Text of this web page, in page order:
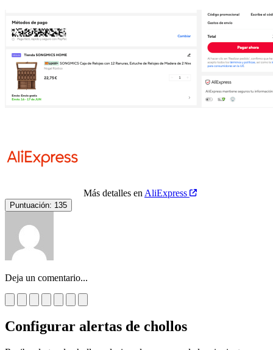
Más detalles en AliExpress
Puntuación: 135
Deja un comentario...
Configurar alertas de chollos